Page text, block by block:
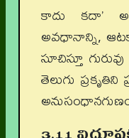
కాదు కదా’
అవధానాన్ని,
సూచిస్తూ
తెలుగు